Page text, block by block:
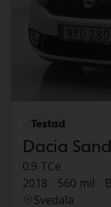
Testad
Dacia
0.9 TCe
2018
560 mil
Svedala